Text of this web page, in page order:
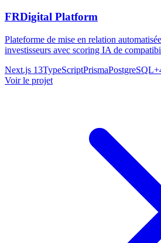
FRDigital Platform
Plateforme de mise en relation
investisseurs avec scoring IA de
Next.js 13TypeScriptPrismaPostgreSQL+
Voir le projet